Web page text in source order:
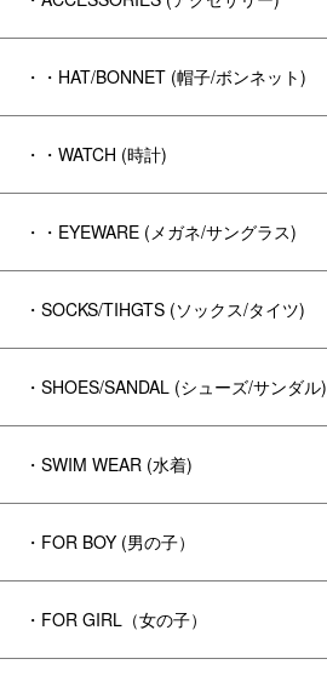
・・HAT/BONNET (帽子/ボンネット)
・・WATCH (時計)
・・EYEWARE (メガネ/サングラス)
・SOCKS/TIHGTS (ソックス/タイツ)
・SHOES/SANDAL (シューズ/サンダル)
・SWIM WEAR (水着)
・FOR BOY (男の子）
・FOR GIRL（女の子）